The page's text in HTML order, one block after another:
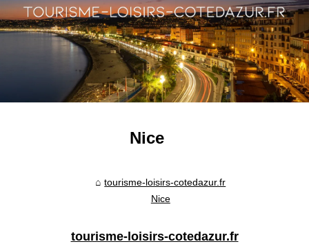
Nice
tourisme-loisirs-cotedazur.fr
Nice
tourisme-loisirs-cotedazur.fr